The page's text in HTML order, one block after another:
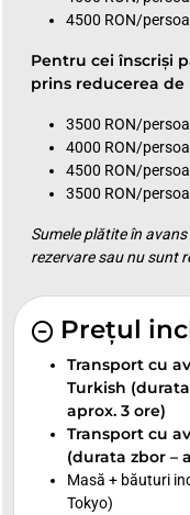
4500 RON/
Pentru cei înscriși
prins reducerea de
3500 RON/
4000 RON/
4500 RON/
3500 RON/
Sumele plătite în
rezervare sau nu sunt
Prețul
Transport cu
Turkish (durata
aprox. 3 ore)
Transport cu
(durata zbor –
Masă + băuturi
Tokyo)